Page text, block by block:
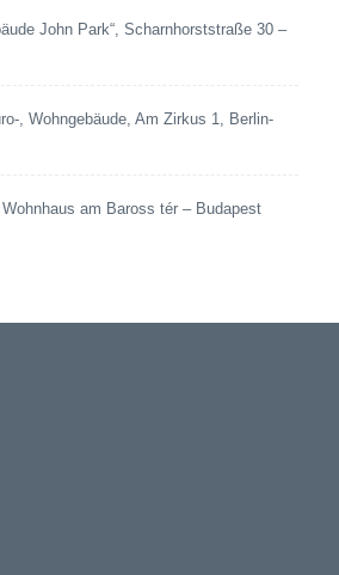
John Park“, Scharnhorststraße 30 –
, Wohngebäude, Am Zirkus 1, Berlin-
am Baross tér – Budapest